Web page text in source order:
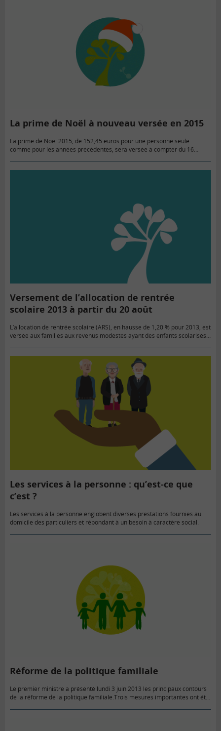
La prime de Noël à nouveau versée en 2015
La prime de Noël 2015, de 152,45 euros pour une personne seule
comme pour les années précédentes, sera versée à compter du 16
Versement de l’allocation de rentrée
scolaire 2013 à partir du 20 août
L’allocation de rentrée scolaire (ARS), en hausse de 1,20 % pour 2013, est
versée aux familles aux revenus modestes ayant des enfants scolarisés
Les services à la personne : qu’est-ce que
c’est ?
Les services à la personne englobent diverses prestations fournies au
domicile des particuliers et répondant à un besoin à caractère social.
Réforme de la politique familiale
Le premier ministre a présenté lundi 3 juin 2013 les principaux contours
de la réforme de la politique familiale.Trois mesures importantes ont été